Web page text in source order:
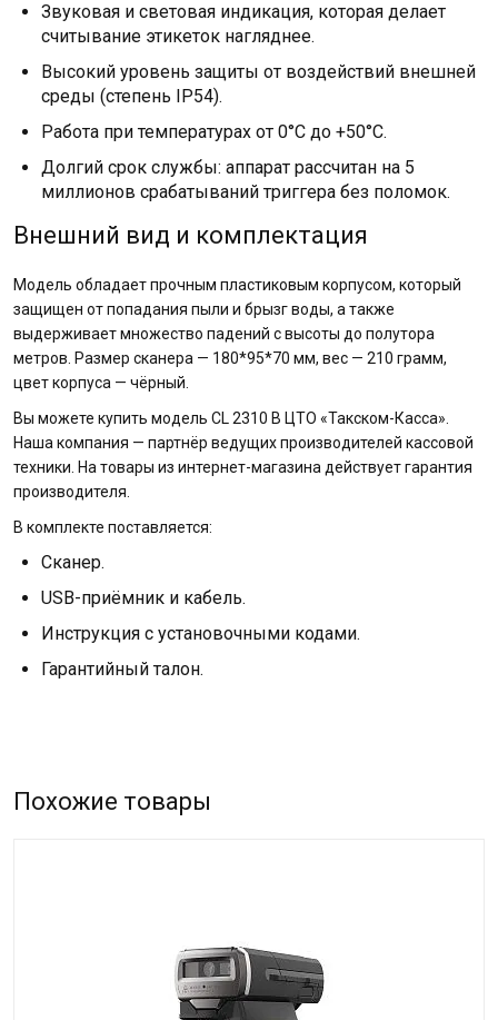
Звуковая и световая индикация, которая делает
считывание этикеток нагляднее.
Высокий уровень защиты от воздействий внешней
среды (степень IP54).
Работа при температурах от 0°С до +50°С.
Долгий срок службы: аппарат рассчитан на 5
миллионов срабатываний триггера без поломок.
Внешний вид и комплектация
Модель обладает прочным пластиковым корпусом, который
защищен от попадания пыли и брызг воды, а также
выдерживает множество падений с высоты до полутора
метров. Размер сканера — 180*95*70 мм, вес — 210 грамм,
цвет корпуса — чёрный.
Вы можете купить модель CL 2310 В ЦТО «Такском-Касса».
Наша компания — партнёр ведущих производителей кассовой
техники. На товары из интернет-магазина действует гарантия
производителя.
В комплекте поставляется:
Сканер.
USB-приёмник и кабель.
Инструкция с установочными кодами.
Гарантийный талон.
Похожие товары